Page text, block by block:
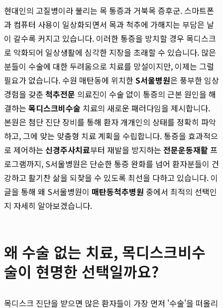
현대인의 고질병이라 불리는 목 통증과 거북목 증후군. 스마트폰
과 컴퓨터 사용이 일상화되면서 목과 척추에 가해지는 부담은 날
이 갈수록 커지고 있습니다. 이러한 통증을 방치할 경우 목디스크
로 악화되어 일상생활에 심각한 지장을 초래할 수 있습니다. 많은
분들이 수술에 대한 두려움으로 치료를 망설이지만, 이제는 그럴
필요가 없습니다. 수원 매탄동에 위치한S서울병원은 풍부한 임상
경험을 갖춘 척추전문 의료진이 수술 없이 통증의 근본 원인을 해
결하는 목디스크비수술 치료의 새로운 패러다임을 제시합니다.
본원은 첨단 진단 장비를 통해 환자 개개인의 상태를 정확히 파악
하고, 그에 맞는 맞춤형 치료 계획을 수립합니다. 통증을 효과적으
로 제어하는 신경주사치료부터 재발을 방지하는 전문운동재활프
로그램까지, S서울병원은 단순한 통증 완화를 넘어 환자분들이 건
강하고 활기찬 삶을 되찾을 수 있도록 최선을 다하고 있습니다. 이
글을 통해 왜 S서울병원이 매탄동척추병원 중에서 최적의 선택인
지 자세히 알아보겠습니다.
왜 수술 없는 치료, 목디스크비수
술이 현명한 선택일까요?
목디스크 진단을 받으면 많은 환자들이 가장 먼저 '수술'을 떠올리